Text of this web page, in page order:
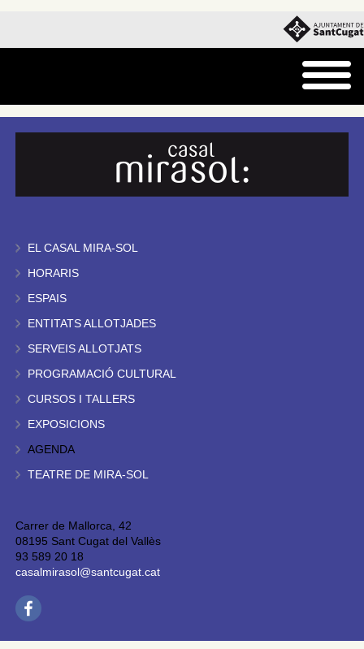
EL CASAL MIRA-SOL
HORARIS
ESPAIS
ENTITATS ALLOTJADES
SERVEIS ALLOTJATS
PROGRAMACIÓ CULTURAL
CURSOS I TALLERS
EXPOSICIONS
AGENDA
TEATRE DE MIRA-SOL
Carrer de Mallorca, 42
08195 Sant Cugat del Vallès
93 589 20 18
casalmirasol@santcugat.cat